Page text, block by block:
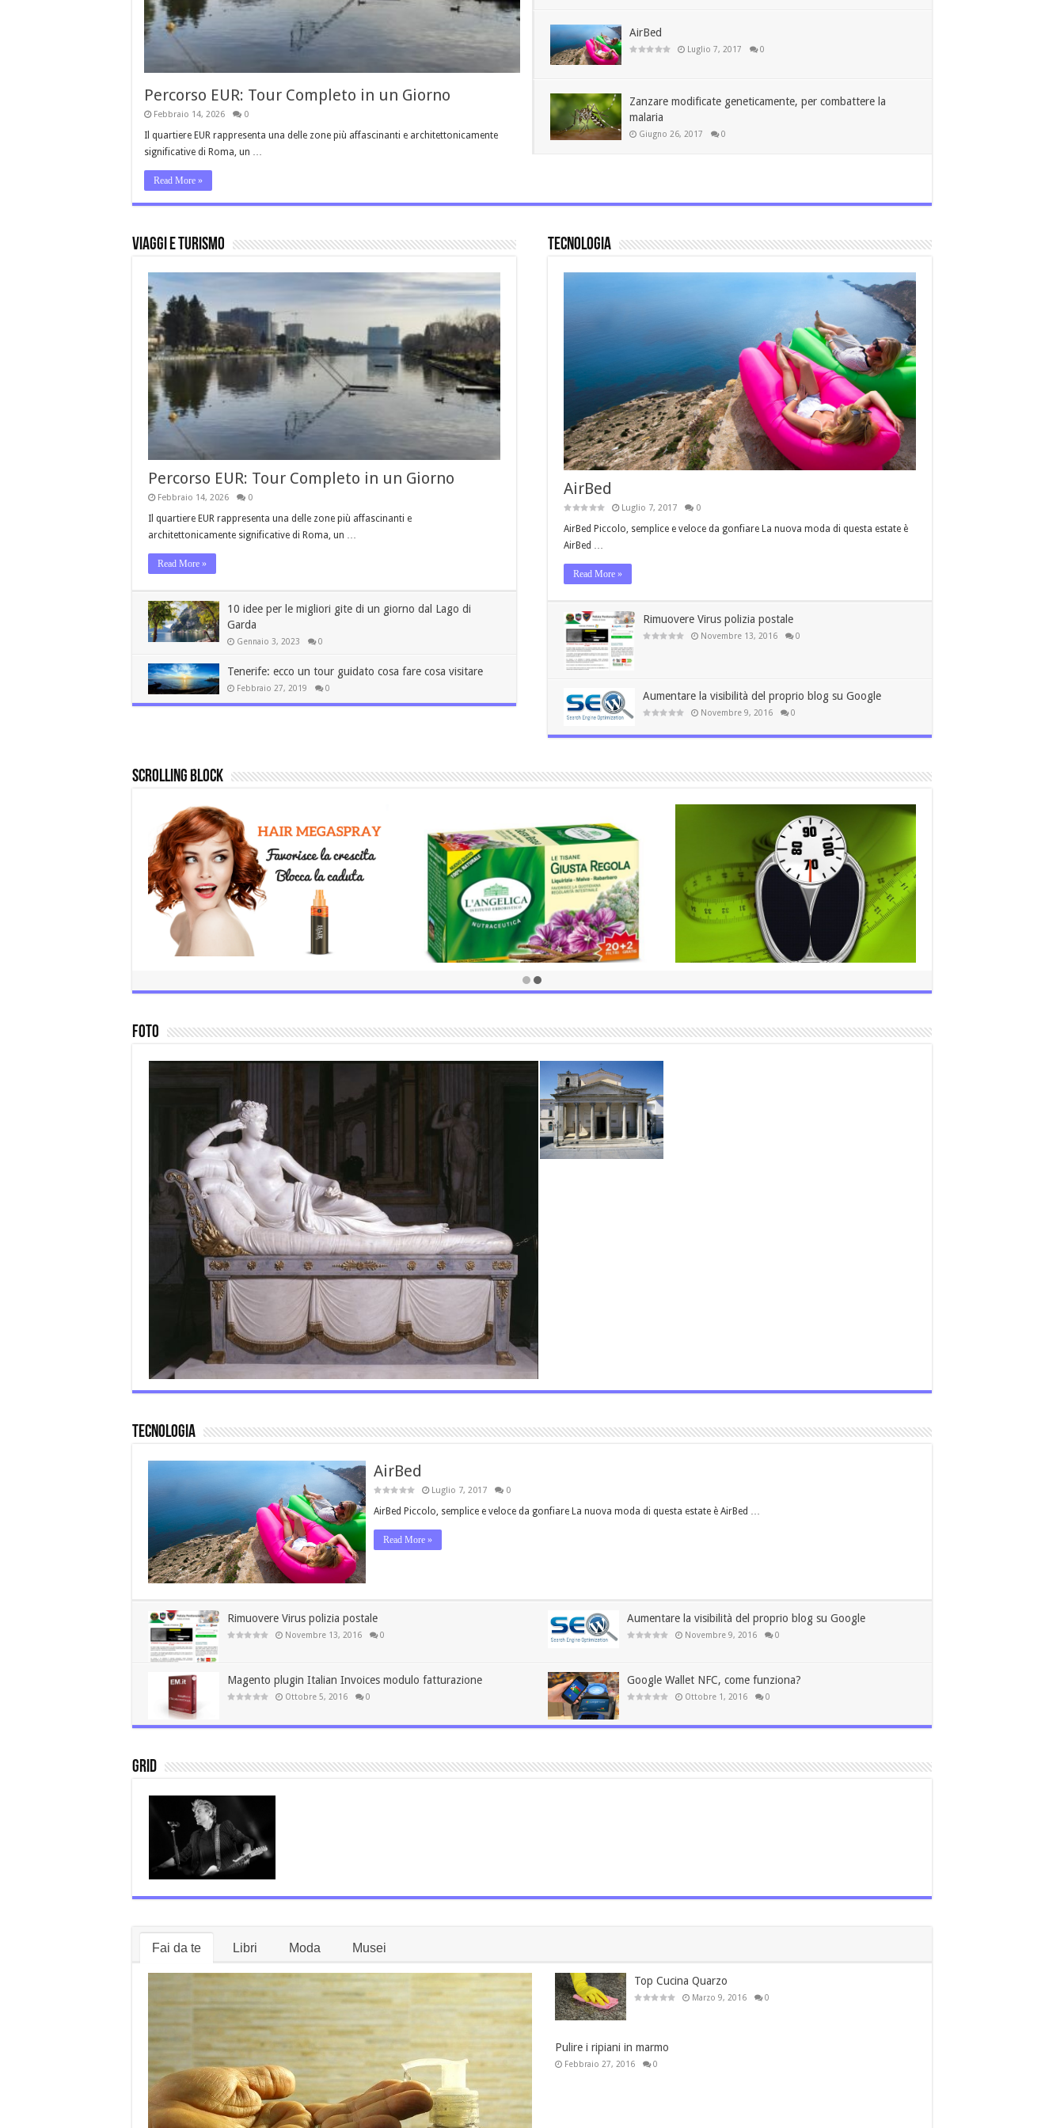
Percorso EUR: Tour Completo in un Giorno
Febbraio 14, 2026 0
Il quartiere EUR rappresenta una delle zone più affascinanti e architettonicamente
significative di Roma, un …
Read More »
AirBed
Luglio 7, 2017 0
Zanzare modificate geneticamente, per combattere la
malaria
Giugno 26, 2017 0
Viaggi e Turismo
Percorso EUR: Tour Completo in un Giorno
Febbraio 14, 2026 0
Il quartiere EUR rappresenta una delle zone più affascinanti e
architettonicamente significative di Roma, un …
Read More »
10 idee per le migliori gite di un giorno dal Lago di
Garda
Gennaio 3, 2023 0
Tenerife: ecco un tour guidato cosa fare cosa visitare
Febbraio 27, 2019 0
Tecnologia
AirBed
Luglio 7, 2017 0
AirBed Piccolo, semplice e veloce da gonfiare La nuova moda di questa estate è
AirBed …
Read More »
Rimuovere Virus polizia postale
Novembre 13, 2016 0
Aumentare la visibilità del proprio blog su Google
Novembre 9, 2016 0
Scrolling Block
Novembre 3, 2016
Ottobre 19, 2016
Perdere peso in estate? Ecco alcuni consigli utili.
Foto
Tecnologia
AirBed
Luglio 7, 2017 0
AirBed Piccolo, semplice e veloce da gonfiare La nuova moda di questa estate è AirBed …
Read More »
Rimuovere Virus polizia postale
Novembre 13, 2016 0
Aumentare la visibilità del proprio blog su Google
Novembre 9, 2016 0
Magento plugin Italian Invoices modulo fatturazione
Ottobre 5, 2016 0
Google Wallet NFC, come funziona?
Ottobre 1, 2016 0
Grid
Fai da te Libri Moda Musei
Top Cucina Quarzo
Marzo 9, 2016 0
Pulire i ripiani in marmo
Febbraio 27, 2016 0